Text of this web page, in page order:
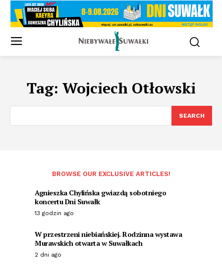
Tag: Wojciech Otłowski
SEARCH
BROWSE OUR EXCLUSIVE ARTICLES!
Agnieszka Chylińska gwiazdą sobotniego
koncertu Dni Suwałk
13 godzin ago
W przestrzeni niebiańskiej. Rodzinna wystawa
Murawskich otwarta w Suwałkach
2 dni ago